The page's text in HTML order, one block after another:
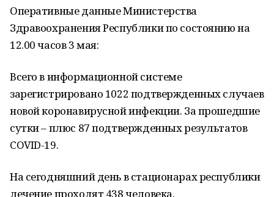
Оперативные данные Министерства
Здравоохранения Республики по состоянию на
12.00 часов 3 мая:
Всего в информационной системе
зарегистрировано 1022 подтвержденных случаев
новой коронавирусной инфекции. За прошедшие
сутки – плюс 87 подтвержденных результатов
COVID-19.
На сегодняшний день в стационарах республики
лечение проходят 438 человека.